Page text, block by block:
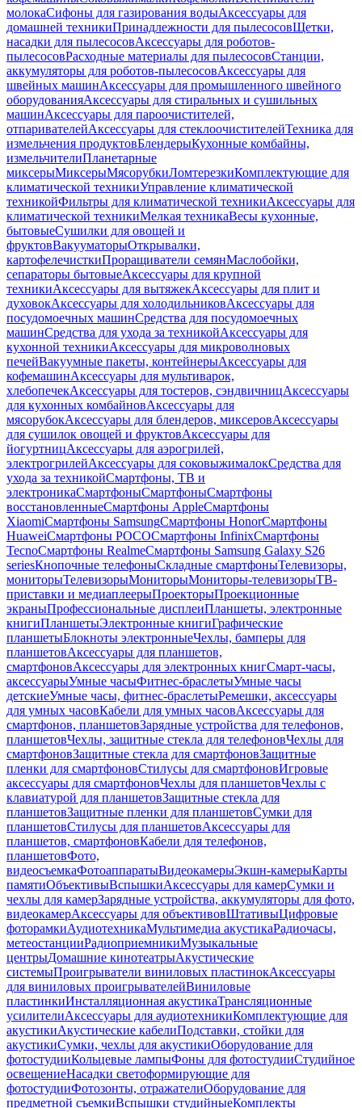
молокаСифоны для газирования водыАксессуары для
домашней техникиПринадлежности для пылесосовЩетки,
насадки для пылесосовАксессуары для роботов-
пылесосовРасходные материалы для пылесосовСтанции,
аккумуляторы для роботов-пылесосовАксессуары для
швейных машинАксессуары для промышленного швейного
оборудованияАксессуары для стиральных и сушильных
машинАксессуары для пароочистителей,
отпаривателейАксессуары для стеклоочистителейТехника для
измельчения продуктовБлендерыКухонные комбайны,
измельчителиПланетарные
миксерыМиксерыМясорубкиЛомтерезкиКомплектующие для
климатической техникиУправление климатической
техникойФильтры для климатической техникиАксессуары для
климатической техникиМелкая техникаВесы кухонные,
бытовыеСушилки для овощей и
фруктовВакууматорыОткрывалки,
картофелечисткиПроращиватели семянМаслобойки,
сепараторы бытовыеАксессуары для крупной
техникиАксессуары для вытяжекАксессуары для плит и
духовокАксессуары для холодильниковАксессуары для
посудомоечных машинСредства для посудомоечных
машинСредства для ухода за техникойАксессуары для
кухонной техникиАксессуары для микроволновых
печейВакуумные пакеты, контейнерыАксессуары для
кофемашинАксессуары для мультиварок,
хлебопечекАксессуары для тостеров, сэндвичницАксессуары
для кухонных комбайновАксессуары для
мясорубокАксессуары для блендеров, миксеровАксессуары
для сушилок овощей и фруктовАксессуары для
йогуртницАксессуары для аэрогрилей,
электрогрилейАксессуары для соковыжималокСредства для
ухода за техникойСмартфоны, ТВ и
электроникаСмартфоныСмартфоныСмартфоны
восстановленныеСмартфоны AppleСмартфоны
XiaomiСмартфоны SamsungСмартфоны HonorСмартфоны
HuaweiСмартфоны POCOСмартфоны InfinixСмартфоны
TecnoСмартфоны RealmeСмартфоны Samsung Galaxy S26
seriesКнопочные телефоныСкладные смартфоныТелевизоры,
мониторыТелевизорыМониторыМониторы-телевизорыТВ-
приставки и медиаплеерыПроекторыПроекционные
экраныПрофессиональные дисплеиПланшеты, электронные
книгиПланшетыЭлектронные книгиГрафические
планшетыБлокноты электронныеЧехлы, бамперы для
планшетовАксессуары для планшетов,
смартфоновАксессуары для электронных книгСмарт-часы,
аксессуарыУмные часыФитнес-браслетыУмные часы
детскиеУмные часы, фитнес-браслетыРемешки, аксессуары
для умных часовКабели для умных часовАксессуары для
смартфонов, планшетовЗарядные устройства для телефонов,
планшетовЧехлы, защитные стекла для телефоновЧехлы для
смартфоновЗащитные стекла для смартфоновЗащитные
пленки для смартфоновСтилусы для смартфоновИгровые
аксессуары для смартфоновЧехлы для планшетовЧехлы с
клавиатурой для планшетовЗащитные стекла для
планшетовЗащитные пленки для планшетовСумки для
планшетовСтилусы для планшетовАксессуары для
планшетов, смартфоновКабели для телефонов,
планшетовФото,
видеосъемкаФотоаппаратыВидеокамерыЭкшн-камерыКарты
памятиОбъективыВспышкиАксессуары для камерСумки и
чехлы для камерЗарядные устройства, аккумуляторы для фото,
видеокамерАксессуары для объективовШтативыЦифровые
фоторамкиАудиотехникаМультимедиа акустикаРадиочасы,
метеостанцииРадиоприемникиМузыкальные
центрыДомашние кинотеатрыАкустические
системыПроигрыватели виниловых пластинокАксессуары
для виниловых проигрывателейВиниловые
пластинкиИнсталляционная акустикаТрансляционные
усилителиАксессуары для аудиотехникиКомплектующие для
акустикиАкустические кабелиПодставки, стойки для
акустикиСумки, чехлы для акустикиОборудование для
фотостудииКольцевые лампыФоны для фотостудииСтудийное
освещениеНасадки светоформирующие для
фотостудииФотозонты, отражателиОборудование для
предметной съемкиВспышки студийныеКомплекты